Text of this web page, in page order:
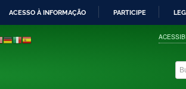
ACESSO À INFORMAÇÃO PARTICIPE